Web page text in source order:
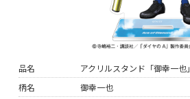
品名
アクリルスタンド「御幸一也」
柄名
御幸一也